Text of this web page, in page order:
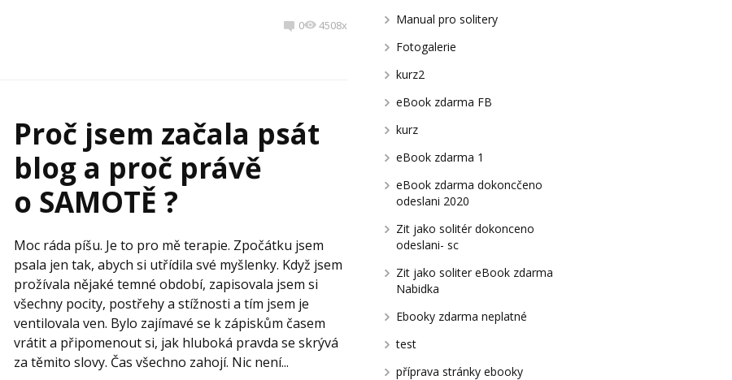
0 4508x
Proč jsem začala psát
blog a proč právě
o SAMOTĚ ?
Moc ráda píšu. Je to pro mě terapie. Zpočátku jsem
psala jen tak, abych si utřídila své myšlenky. Když jsem
prožívala nějaké temné období, zapisovala jsem si
všechny pocity, postřehy a stížnosti a tím jsem je
ventilovala ven. Bylo zajímavé se k zápiskům časem
vrátit a připomenout si, jak hluboká pravda se skrývá
za těmito slovy. Čas všechno zahojí. Nic není...
Manual pro solitery
Fotogalerie
kurz2
eBook zdarma FB
kurz
eBook zdarma 1
eBook zdarma dokoncčeno
odeslani 2020
Zit jako solitér dokonceno
odeslani- sc
Zit jako soliter eBook zdarma
Nabidka
Ebooky zdarma neplatné
test
příprava stránky ebooky